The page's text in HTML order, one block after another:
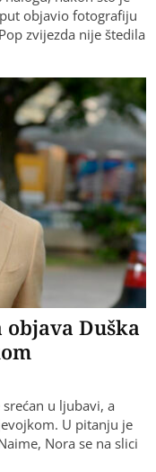
objavio fotografiju
zvijezda nije štedila
Duška
u ljubavi, a
U pitanju je
Nora se na slici